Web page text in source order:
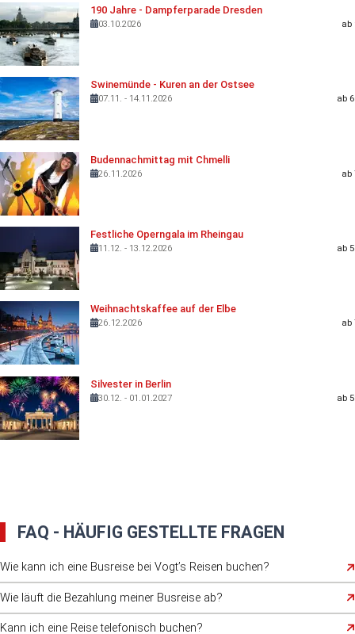
190 Jahre - Dampferparade Dresden
03.10.2026 ab
Swinemünde - Kuren an der Ostsee
07.11. - 14.11.2026 ab
Budennachmittag mit Chmelli
26.11.2026 ab
Festliche Operngala im Rheingau
11.12. - 13.12.2026 ab
Weihnachtskaffee auf der Elbe
26.12.2026 ab
Silvester in Berlin
30.12. - 01.01.2027 ab
FAQ - HÄUFIG GESTELLTE FRAGEN
Wie kann ich eine Busreise bei Vogt’s Reisen buchen?
Sie können Ihre Busreise bequem online über unsere Website
buchen. Alternativ nehmen wir Ihre Buchung telefonisch oder
persönlich entgegen. Nach der Anmeldung erhalten Sie eine
Wie läuft die Bezahlung meiner Busreise ab?
Die Zahlung erfolgt gemäß Buchungsbestätigung per Überweisung
Kann ich eine Reise telefonisch buchen?